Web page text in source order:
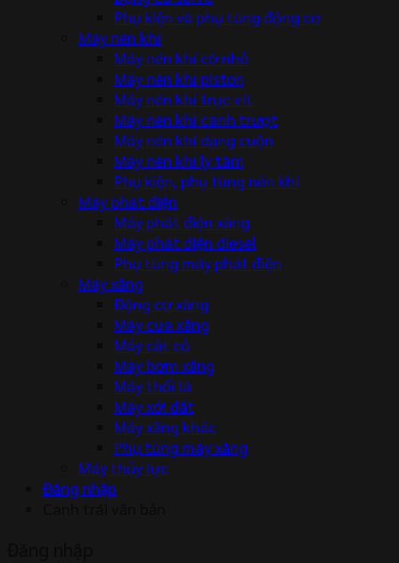
Phụ kiện và phụ tùng động cơ
Máy nén khí
Máy nén khí cỡ nhỏ
Máy nén khí piston
Máy nén khí trục vít
Máy nén khí cánh trượt
Máy nén khí dạng cuộn
Máy nén khí ly tâm
Phụ kiện, phụ tùng nén khí
Máy phát điện
Máy phát điện xăng
Máy phát điện diesel
Phụ tùng máy phát điện
Máy xăng
Động cơ xăng
Máy cưa xăng
Máy cắt cỏ
Máy bơm xăng
Máy thổi lá
Máy xới đất
Máy xăng khác
Phụ tùng máy xăng
Máy thủy lực
Đăng nhập